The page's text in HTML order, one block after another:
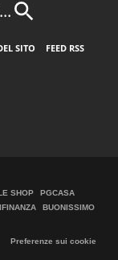
SITO
FEED RSS
SHOP
PGCASA
BUONISSIMO
Preferenze sui cookie